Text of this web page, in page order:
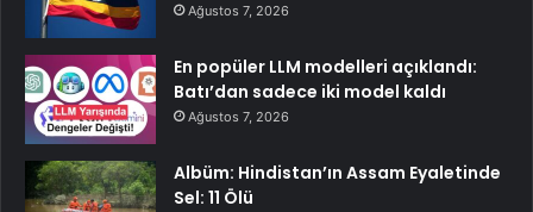
Ağustos 7, 2026
En popüler LLM modelleri açıklandı:
Batı’dan sadece iki model kaldı
Ağustos 7, 2026
Albüm: Hindistan’ın Assam Eyaletinde
Sel: 11 Ölü